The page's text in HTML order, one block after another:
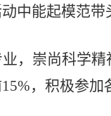
中能起模范带
业，崇尚科学
15%，积极参加